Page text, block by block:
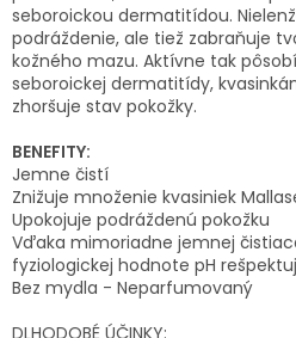
seboroickou dermatitídou.
podráždenie, ale tiež zabraňuje
kožného mazu. Aktívne tak
seboroickej dermatitídy,
zhoršuje stav pokožky.
BENEFITY:
Jemne čistí
Znižuje množenie kvasiniek
Upokojuje podráždenú pokožku
Vďaka mimoriadne jemnej
fyziologickej hodnote pH
Bez mydla - Neparfumovaný
DLHODOBÉ ÚČINKY: